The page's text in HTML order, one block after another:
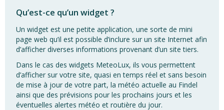
Qu’est-ce qu’un widget ?
Un widget est une petite application, une sorte de mini
page web qu’il est possible d’inclure sur un site Internet afin
d’afficher diverses informations provenant d’un site tiers.
Dans le cas des widgets MeteoLux, ils vous permettent
d’afficher sur votre site, quasi en temps réel et sans besoin
de mise à jour de votre part, la météo actuelle au Findel
ainsi que des prévisions pour les prochains jours et les
éventuelles alertes météo et routière du jour.